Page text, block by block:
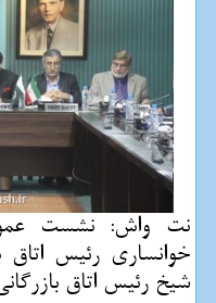
نت واش: نشست
خوانساری رئیس اتاق
شیخ رئیس اتاق